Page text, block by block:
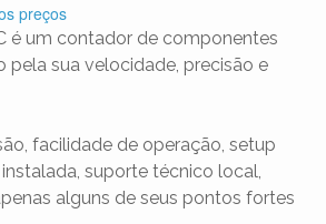
preços
é um contador de componentes
pela sua velocidade, precisão e
facilidade de operação, setup
suporte técnico local,
alguns de seus pontos fortes